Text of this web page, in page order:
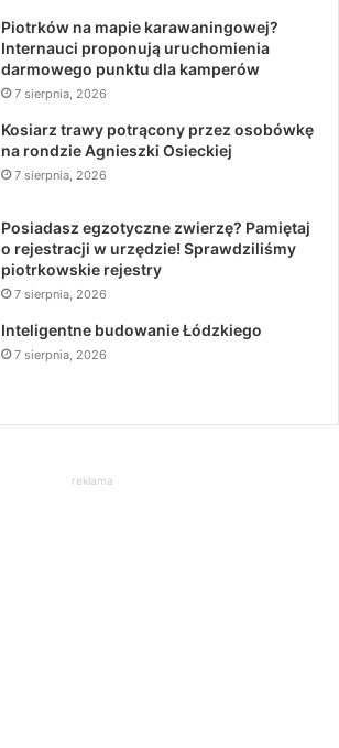
Piotrków na mapie karawaningowej?
Internauci proponują uruchomienia
darmowego punktu dla kamperów
7 sierpnia, 2026
Kosiarz trawy potrącony przez osobówkę
na rondzie Agnieszki Osieckiej
7 sierpnia, 2026
Posiadasz egzotyczne zwierzę? Pamiętaj
o rejestracji w urzędzie! Sprawdziliśmy
piotrkowskie rejestry
7 sierpnia, 2026
Inteligentne budowanie Łódzkiego
7 sierpnia, 2026
reklama